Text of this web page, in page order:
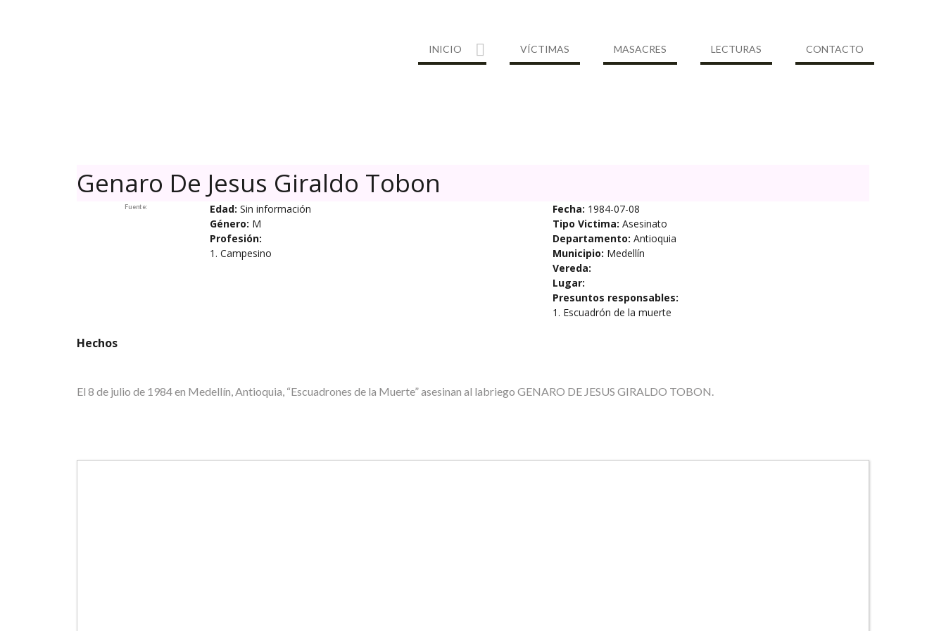
INICIO VÍCTIMAS MASACRES LECTURAS CONTACTO
Genaro De Jesus Giraldo Tobon
Fuente: Edad: Sin información
Género: M
Profesión:
1. Campesino
Fecha: 1984-07-08
Tipo Victima: Asesinato
Departamento: Antioquia
Municipio: Medellín
Vereda:
Lugar:
Presuntos responsables:
1. Escuadrón de la muerte
Hechos
El 8 de julio de 1984 en Medellín, Antioquia, “Escuadrones de la Muerte” asesinan al labriego GENARO DE JESUS GIRALDO TOBON.